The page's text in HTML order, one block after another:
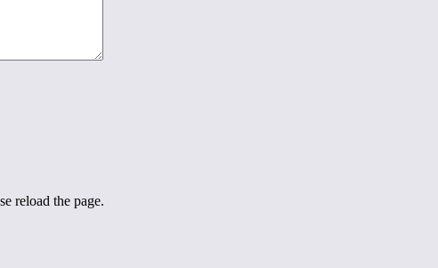
reload the page.